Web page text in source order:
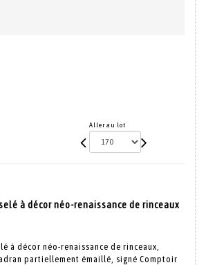
Aller au lot
à décor néo-renaissance de rinceaux
à décor néo-renaissance de rinceaux,
partiellement émaillé, signé Comptoir